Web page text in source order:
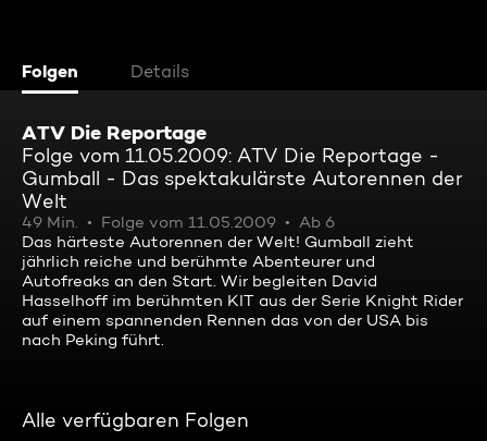
Folgen Details
ATV Die Reportage
Folge vom 11.05.2009: ATV Die Reportage -
Gumball - Das spektakulärste Autorennen der
Welt
49 Min. Folge vom 11.05.2009
Ab 6
Das härteste Autorennen der Welt! Gumball zieht
jährlich reiche und berühmte Abenteurer und
Autofreaks an den Start. Wir begleiten David
Hasselhoff im berühmten KIT aus der Serie Knight Rider
auf einem spannenden Rennen das von der USA bis
nach Peking führt.
Alle verfügbaren Folgen